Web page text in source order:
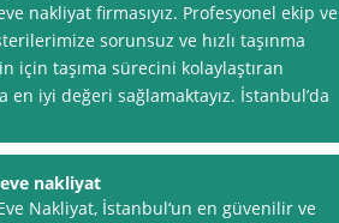
nakliyat firmasıyız. Profesyonel ekip ve
sorunsuz ve hızlı taşınma
için taşıma sürecini kolaylaştıran
iyi değeri sağlamaktayız. İstanbul’da
nakliyat
Nakliyat, İstanbul‘un en güvenilir ve